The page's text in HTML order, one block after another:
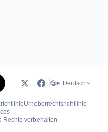
Deutsch
Urheberrechtsrichtlinie
(öffnet in neuem Tab)
Rechte vorbehalten